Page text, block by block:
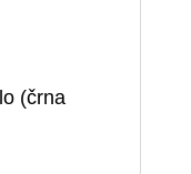
(črna